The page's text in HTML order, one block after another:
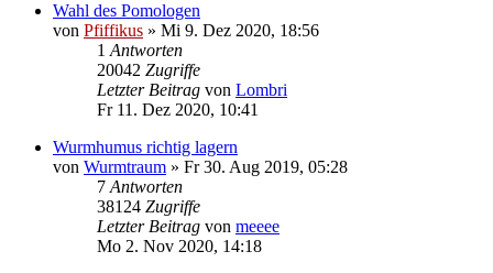
Wahl des Pomologen
von Pfiffikus » Mi 9. Dez 2020, 18:56
1 Antworten
20042 Zugriffe
Letzter Beitrag von Lombri
Fr 11. Dez 2020, 10:41
Wurmhumus richtig lagern
von Wurmtraum » Fr 30. Aug 2019, 05:28
7 Antworten
38124 Zugriffe
Letzter Beitrag von meeee
Mo 2. Nov 2020, 14:18